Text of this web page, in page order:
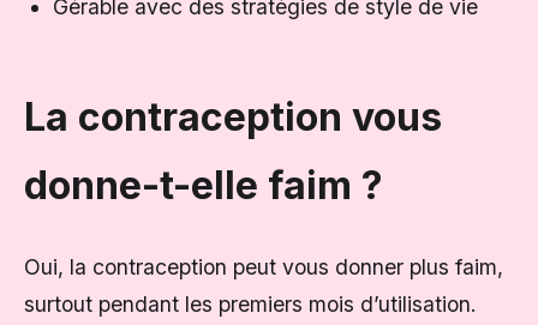
Gérable avec des stratégies de style de vie
La contraception vous
donne-t-elle faim ?
Oui, la contraception peut vous donner plus faim,
surtout pendant les premiers mois d’utilisation.